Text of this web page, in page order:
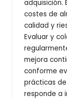
adquisición.
costes de
calidad y
Evaluar y
mejora
conforme
prácticas
responde a